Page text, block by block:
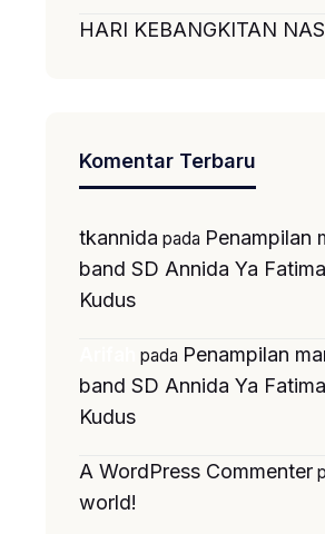
HARI KEBANGKITAN
Komentar Terbaru
tkannida pada Penampilan
band SD Annida Ya
Kudus
pada Penampilan
band SD Annida Ya
Kudus
A WordPress Commenter
world!